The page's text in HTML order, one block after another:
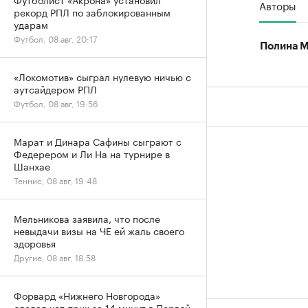
Авторы
Полина
рекорд РПЛ по заблокированным
ударам
Футбол, 08 авг, 20:17
«Локомотив» сыграл нулевую ничью с
аутсайдером РПЛ
Футбол, 08 авг, 19:56
Марат и Динара Сафины сыграют с
Федерером и Ли На на турнире в
Шанхае
Теннис, 08 авг, 19:48
Мельникова заявила, что после
невыдачи визы на ЧЕ ей жаль своего
здоровья
Другие, 08 авг, 18:58
Форвард «Нижнего Новгорода»